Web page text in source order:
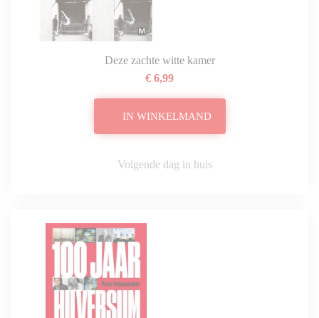
Deze zachte witte kamer
€ 6,99
IN WINKELMAND
Volgende dag in huis